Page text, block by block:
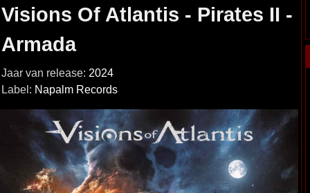
Visions Of Atlantis - Pirates II -
Armada
Jaar van release: 2024
Label: Napalm Records